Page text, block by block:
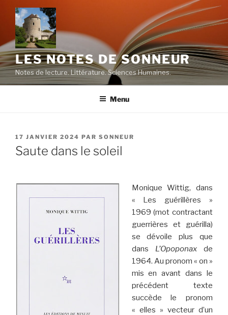
contenu
principal
LES NOTES DE SONNEUR
Notes de lecture. Littérature. Sciences Humaines.
Menu
PUBLIÉ
LE
17 JANVIER 2024 PAR SONNEUR
Saute dans le soleil
Monique Wittig, dans
« Les guérillères »
1969 (mot contractant
guerrières et guérilla)
se dévoile plus que
dans L’Opoponaxde
1964. Au pronom « on »
mis en avant dans le
précédent texte
succède le pronom
« elles » vecteur d’un